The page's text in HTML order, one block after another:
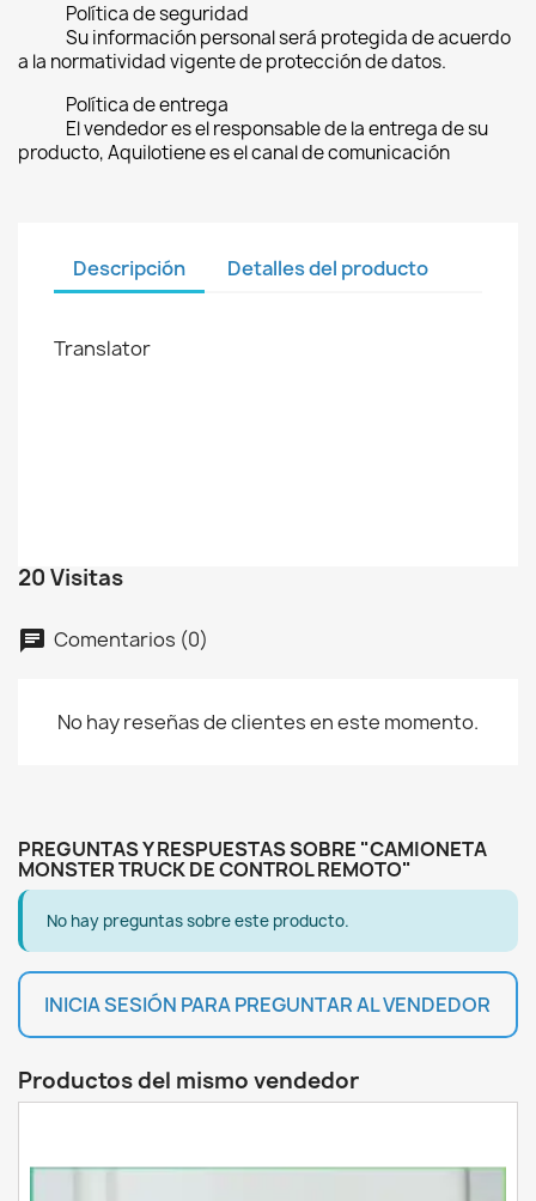
Política de seguridad
Su información personal será protegida de acuerdo
a la normatividad vigente de protección de datos.
Política de entrega
El vendedor es el responsable de la entrega de su
producto, Aquilotiene es el canal de comunicación
Descripción Detalles del producto
Translator
20 Visitas
chat Comentarios (0)
No hay reseñas de clientes en este momento.
PREGUNTAS Y RESPUESTAS SOBRE "CAMIONETA
MONSTER TRUCK DE CONTROL REMOTO"
No hay preguntas sobre este producto.
INICIA SESIÓN PARA PREGUNTAR AL VENDEDOR
Productos del mismo vendedor